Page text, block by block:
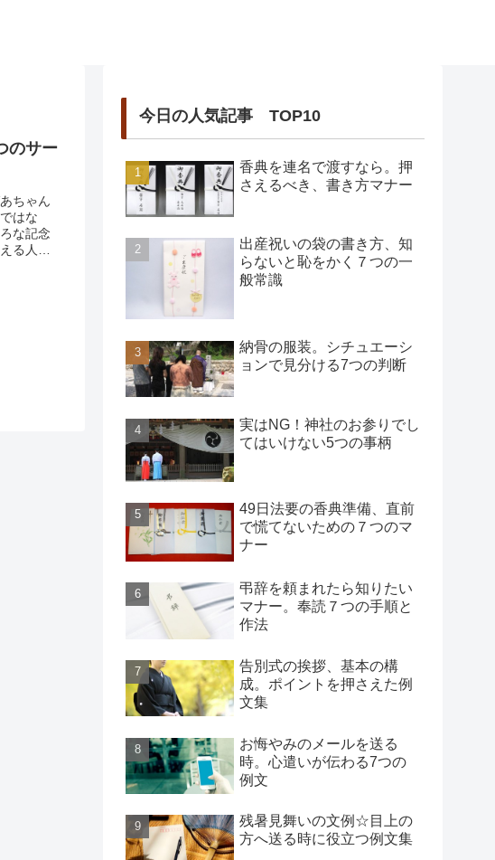
のサー
ちゃん
はな
な記念
る人が
今日の人気記事 TOP10
香典を連名で渡すなら。押
さえるべき、書き方マナー
出産祝いの袋の書き方、知
らないと恥をかく７つの一
般常識
納骨の服装。シチュエーシ
ョンで見分ける7つの判断
実はNG！神社のお参りでし
てはいけない5つの事柄
49日法要の香典準備、直前
で慌てないための７つのマ
ナー
弔辞を頼まれたら知りたい
マナー。奉読７つの手順と
作法
告別式の挨拶、基本の構
成。ポイントを押さえた例
文集
お悔やみのメールを送る
時。心遣いが伝わる7つの
例文
残暑見舞いの文例☆目上の
方へ送る時に役立つ例文集